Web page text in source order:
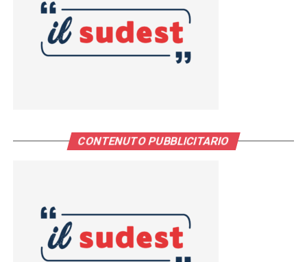
CONTENUTO PUBBLICITARIO